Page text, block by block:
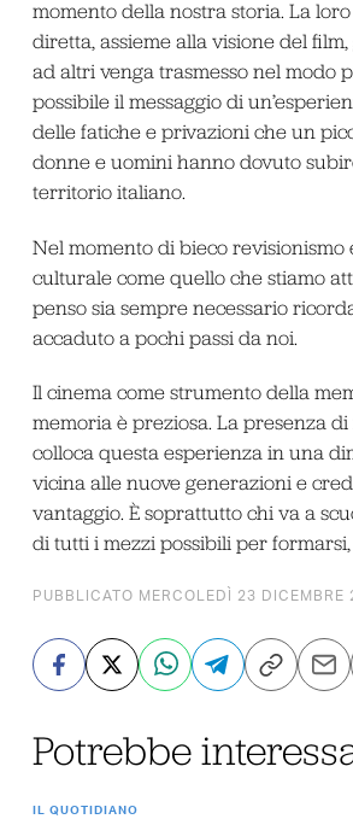
momento della nostra storia. La
diretta, assieme alla visione del
ad altri venga trasmesso nel modo
possibile il messaggio di
delle fatiche e privazioni che un
donne e uomini hanno dovuto
territorio italiano.
Nel momento di bieco revisionismo
culturale come quello che stiamo
penso sia sempre necessario
accaduto a pochi passi da noi.
Il cinema come strumento della
memoria è preziosa. La presenza
colloca questa esperienza in una
vicina alle nuove generazioni e
vantaggio. È soprattutto chi va a
di tutti i mezzi possibili per
PUBBLICATO MERCOLEDÌ 23 DICEMBRE
Potrebbe
IL QUOTIDIANO